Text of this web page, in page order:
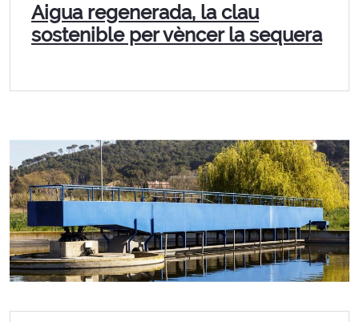
Aigua regenerada, la clau
sostenible per vèncer la sequera